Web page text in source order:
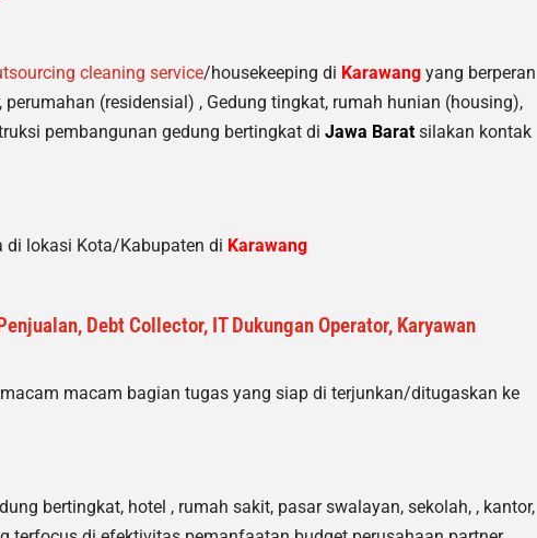
cleaning service/housekeeping di Karawang yang berperan
(residensial) , Gedung tingkat, rumah hunian (housing),
pembangunan gedung bertingkat di Jawa Barat silakan kontak
di lokasi Kota/Kabupaten di Karawang
Debt Collector, IT Dukungan Operator, Karyawan
macam bagian tugas yang siap di terjunkan/ditugaskan ke
bertingkat, hotel , rumah sakit, pasar swalayan, sekolah, , kantor,